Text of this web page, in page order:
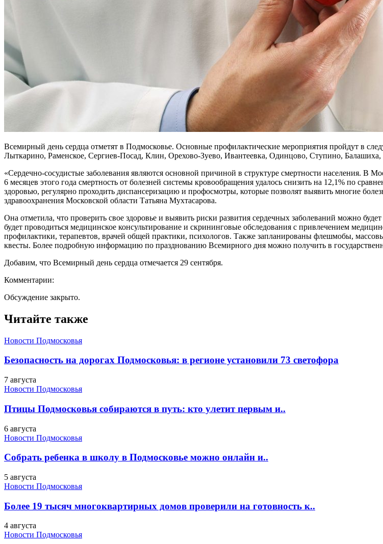
Всемирный день сердца отметят в Подмосковье. Основные профилактические мероприятия пройдут в
Лыткарино, Раменское, Сергиев-Посад, Клин, Орехово-Зуево, Ивантеевка, Одинцово, Ступино,
«Сердечно-сосудистые заболевания являются основной причиной в структуре смертности населения. В
6 месяцев этого года смертность от болезней системы кровообращения удалось снизить на 12,1% по
здоровью, регулярно проходить диспансеризацию и профосмотры, которые позволят выявить многие
здравоохранения Московской области Татьяна Мухтасарова.
Она отметила, что проверить свое здоровье и выявить риски развития сердечных заболеваний можно
будет проводиться медицинское консультирование и скрининговые обследования с привлечением
профилактики, терапевтов, врачей общей практики, психологов. Также запланированы флешмобы,
квесты. Более подробную информацию по празднованию Всемирного дня можно получить в
Добавим, что Всемирный день сердца отмечается 29 сентября.
Комментарии:
Обсуждение закрыто.
Читайте также
Новости Подмосковья
Безопасность на дорогах Подмосковья: в регионе установили 73 светофора
7 августа
Новости Подмосковья
Птицы Подмосковья собираются в путь: кто улетит первым и..
6 августа
Новости Подмосковья
Собрать ребенка в школу в Подмосковье можно онлайн и..
5 августа
Новости Подмосковья
Более 19 тысяч многоквартирных домов проверили на готовность к..
4 августа
Новости Подмосковья